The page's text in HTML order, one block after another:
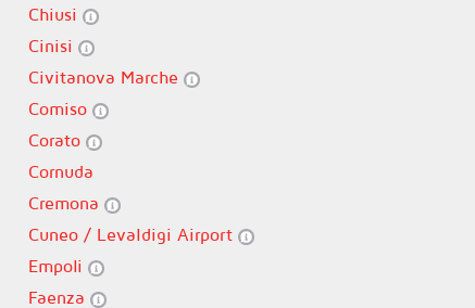
Chiusi
Cinisi
Civitanova Marche
Comiso
Corato
Cornuda
Cremona
Cuneo / Levaldigi Airport
Empoli
Faenza